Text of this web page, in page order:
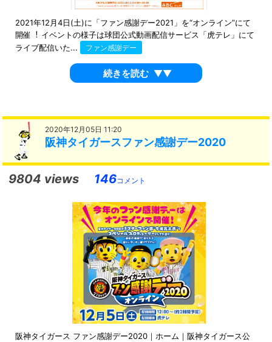
2021年12月4日(土)に「ファン感謝デー2021」を“オンライン”にて
開催︕ イベントの様子は球団公式動画配信サービス「虎テレ」にて
ライブ配信いた...
ファン感謝デー
続きを読む ▼▼
2020年12月05日 11:20
阪神タイガースファン感謝デー2020
9804 views 146コメント
阪神タイガース ファン感謝デー2020｜ホーム｜阪神タイガース公